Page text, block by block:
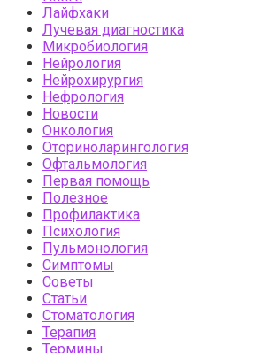
Лайфхаки
Лучевая диагностика
Микробиология
Нейрология
Нейрохирургия
Нефрология
Новости
Онкология
Оториноларингология
Офтальмология
Первая помощь
Полезное
Профилактика
Психология
Пульмонология
Симптомы
Советы
Статьи
Стоматология
Терапия
Термины